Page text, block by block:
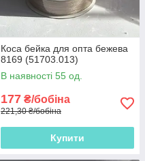
Коса бейка для опта бежева
8169 (51703.013)
В наявності 55 од.
177 ₴/бобіна
221,30 ₴/бобіна
Купити